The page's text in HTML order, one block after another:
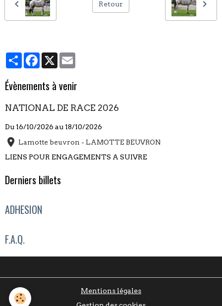
Retour
PartagerFacebook
X
Évènements à venir
NATIONAL DE RACE 2026
Du 16/10/2026 au 18/10/2026
Lamotte beuvron - LAMOTTE BEUVRON
LIENS POUR ENGAGEMENTS A SUIVRE
Derniers billets
ADHESION
F.A.Q.
Mentions légales